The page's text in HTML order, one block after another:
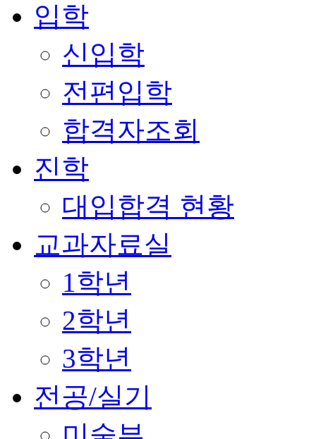
입학
신입학
전편입학
합격자조회
진학
대입합격 현황
교과자료실
1학년
2학년
3학년
전공/실기